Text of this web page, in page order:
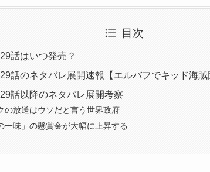
目次
話はいつ発売？
話のネタバレ展開速報【エルバフでキッド海賊
話以降のネタバレ展開考察
の放送はウソだと言う世界政府
一味」の懸賞金が大幅に上昇する